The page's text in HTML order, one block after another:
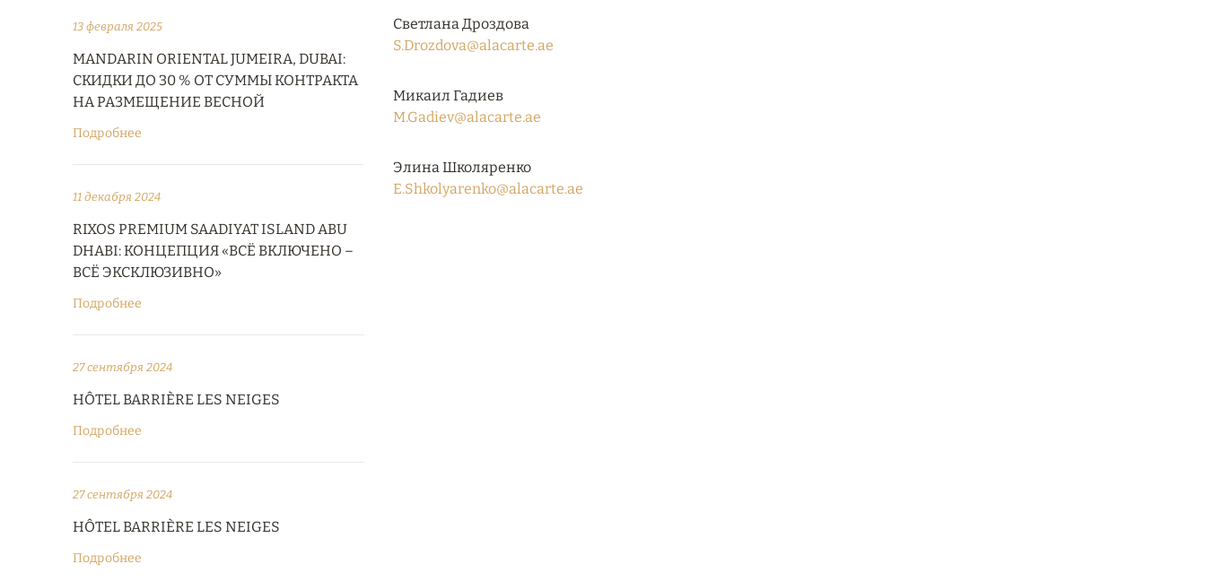
13 февраля 2025
MANDARIN ORIENTAL JUMEIRA, DUBAI:
СКИДКИ ДО 30 % ОТ СУММЫ КОНТРАКТА
НА РАЗМЕЩЕНИЕ ВЕСНОЙ
Подробнее
11 декабря 2024
RIXOS PREMIUM SAADIYAT ISLAND ABU
DHABI: КОНЦЕПЦИЯ «ВСЁ ВКЛЮЧЕНО –
ВСЁ ЭКСКЛЮЗИВНО»
Подробнее
27 сентября 2024
HÔTEL BARRIÈRE LES NEIGES
Подробнее
27 сентября 2024
HÔTEL BARRIÈRE LES NEIGES
Подробнее
Светлана Дроздова
S.Drozdova@alacarte.ae
Микаил Гадиев
M.Gadiev@alacarte.ae
Элина Школяренко
E.Shkolyarenko@alacarte.ae